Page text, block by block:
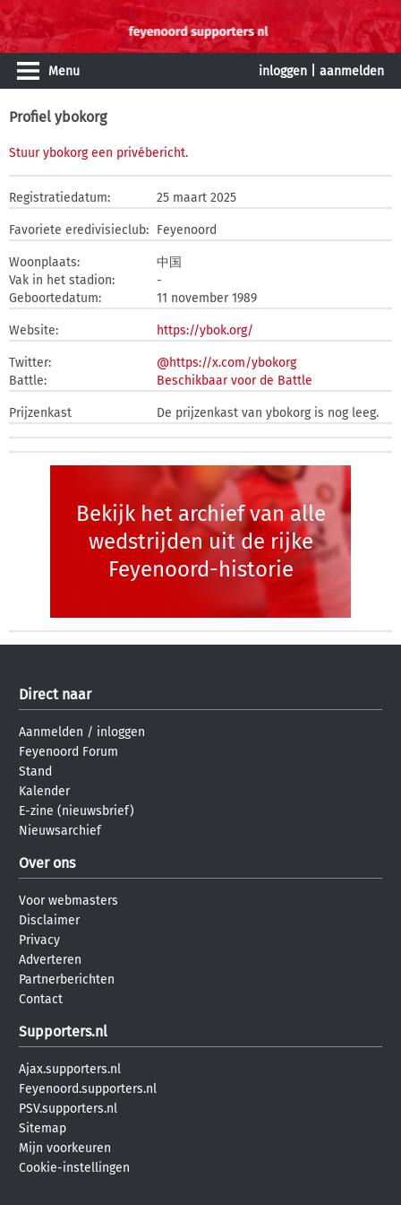
Menu inloggen aanmelden
Profiel ybokorg
Stuur ybokorg een privébericht.
Registratiedatum: 25 maart 2025
Favoriete eredivisieclub: Feyenoord
Woonplaats:
中国
Vak in het stadion:
-
Geboortedatum:
11 november 1989
Website: https://ybok.org/
Twitter:
@https://x.com/ybokorg
Battle:
Beschikbaar voor de Battle
Prijzenkast De prijzenkast van ybokorg is nog leeg.
Bekijk het archief van alle
wedstrijden uit de rijke
Feyenoord-historie
Direct naar
Aanmelden / inloggen
Feyenoord Forum
Stand
Kalender
E-zine (nieuwsbrief)
Nieuwsarchief
Over ons
Voor webmasters
Disclaimer
Privacy
Adverteren
Partnerberichten
Contact
Supporters.nl
Ajax.supporters.nl
Feyenoord.supporters.nl
PSV.supporters.nl
Sitemap
Mijn voorkeuren
Cookie-instellingen